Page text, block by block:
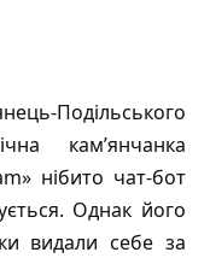
Подільського
кам’янчанка
нібито чат-бот
Однак його
видали себе за